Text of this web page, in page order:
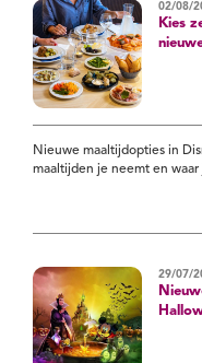
02/08/
Kies
Nieuwe maaltijdopties in
maaltijden je neemt en waar
29/07/